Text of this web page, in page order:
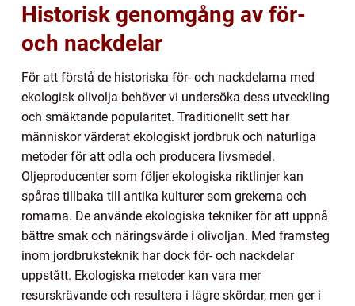
Historisk genomgång av för-
och nackdelar
För att förstå de historiska för- och nackdelarna med
ekologisk olivolja behöver vi undersöka dess utveckling
och smäktande popularitet. Traditionellt sett har
människor värderat ekologiskt jordbruk och naturliga
metoder för att odla och producera livsmedel.
Oljeproducenter som följer ekologiska riktlinjer kan
spåras tillbaka till antika kulturer som grekerna och
romarna. De använde ekologiska tekniker för att uppnå
bättre smak och näringsvärde i olivoljan. Med framsteg
inom jordbruksteknik har dock för- och nackdelar
uppstått. Ekologiska metoder kan vara mer
resurskrävande och resultera i lägre skördar, men ger i